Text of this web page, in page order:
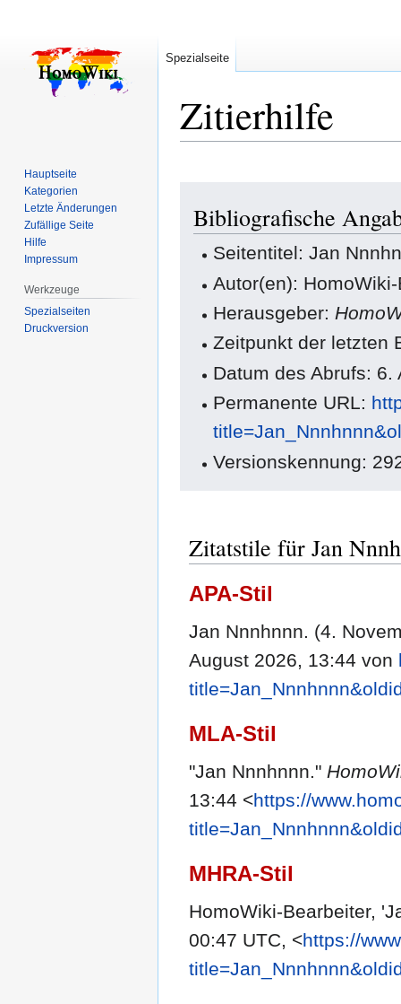
Zitierhilfe
Navigation
springen
Suche
springen
Bibliografische
Seitentitel: Jan
Autor(en):
Herausgeber:
Zeitpunkt der letzten
Datum des Abrufs:
Permanente URL:
Versionskennung:
Zitatstile für Jan
APA-Stil
Jan Nnnhnnn. (4.
August 2026, 13:44 von
MLA-Stil
"Jan Nnnhnnn."
13:44 <https://
MHRA-Stil
HomoWiki-Bearbeiter,
00:47 UTC, <https://
Spezialseite
Hauptseite
Kategorien
Letzte Änderungen
Zufällige Seite
Hilfe
Impressum
Werkzeuge
Spezialseiten
Druckversion